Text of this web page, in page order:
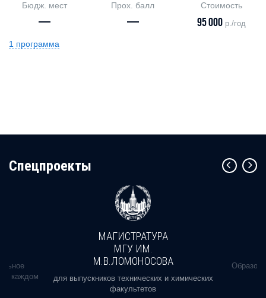
Бюдж. мест
—
Прох. балл
—
Стоимость
95 000 р./год
1 программа
Cпецпроекты
в каждом
МАГИСТРАТУРА
МГУ ИМ.
М.В.ЛОМОНОСОВА
для выпускников технических и химических
факультетов